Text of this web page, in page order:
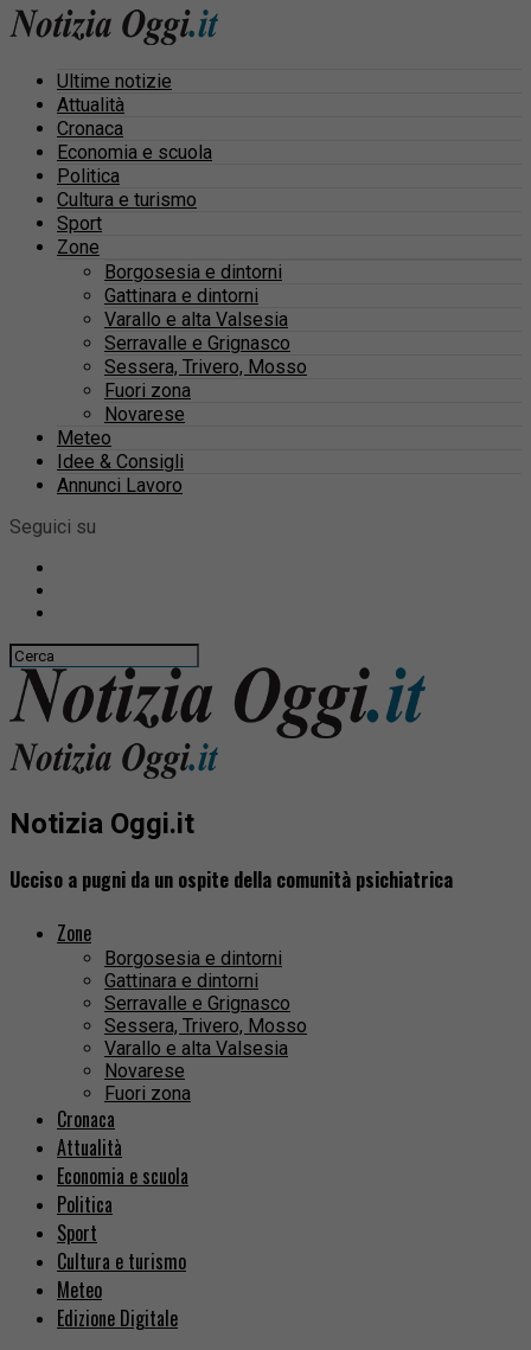
Ultime notizie
Attualità
Cronaca
Economia e scuola
Politica
Cultura e turismo
Sport
Zone
Borgosesia e dintorni
Gattinara e dintorni
Varallo e alta Valsesia
Serravalle e Grignasco
Sessera, Trivero, Mosso
Fuori zona
Novarese
Meteo
Idee & Consigli
Annunci Lavoro
Seguici su
Notizia Oggi.it
Ucciso a pugni da un ospite della comunità psichiatrica
Zone
Borgosesia e dintorni
Gattinara e dintorni
Serravalle e Grignasco
Sessera, Trivero, Mosso
Varallo e alta Valsesia
Novarese
Fuori zona
Cronaca
Attualità
Economia e scuola
Politica
Sport
Cultura e turismo
Meteo
Edizione Digitale